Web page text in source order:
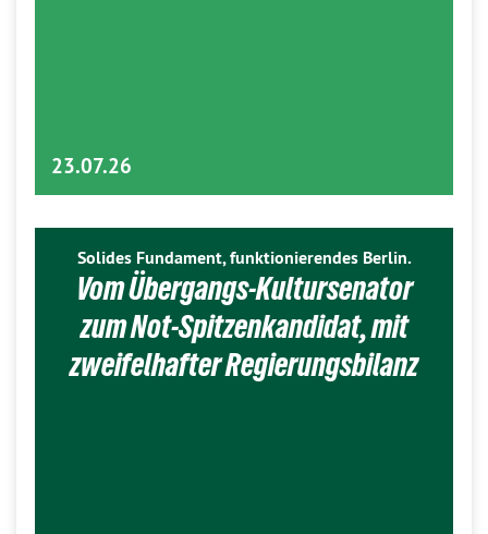
23.07.26
Solides Fundament, funktionierendes Berlin.
Vom Übergangs-Kultursenator
zum Not-Spitzenkandidat, mit
zweifelhafter Regierungsbilanz